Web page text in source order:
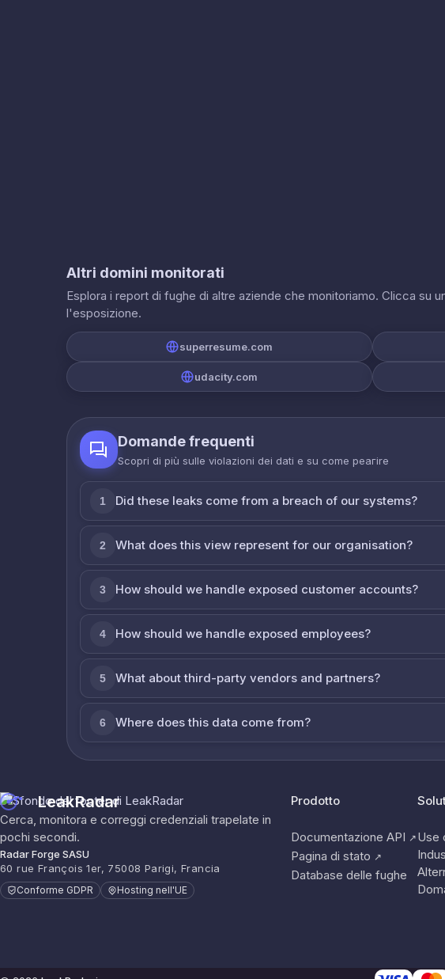
Altri domini monitorati
Esplora i report di fughe di altre aziende che monitoriamo. Clicca su
l'esposizione.
superresume.com
udacity.com
Domande frequenti
Scopri di più sulle violazioni dei dati e su come реагire
1 Did these leaks come from a breach of our systems?
2 What does this view represent for our organisation?
3 How should we handle exposed customer accounts?
4 How should we handle exposed employees?
5 What about third-party vendors and partners?
6 Where does this data come from?
LeakRadar
Cerca, monitora e correggi credenziali trapelate in
pochi secondi.
Radar Forge SASU
60 rue François 1er, 75008 Parigi, Francia
Conforme GDPR Hosting nell'UE
Prodotto
Documentazione API ↗
Pagina di stato ↗
Database delle fughe
Use